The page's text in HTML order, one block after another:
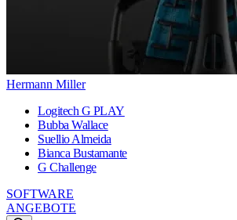
Hermann Miller
Logitech G PLAY
Bubba Wallace
Suellio Almeida
Bianca Bustamante
G Challenge
SOFTWARE
ANGEBOTE